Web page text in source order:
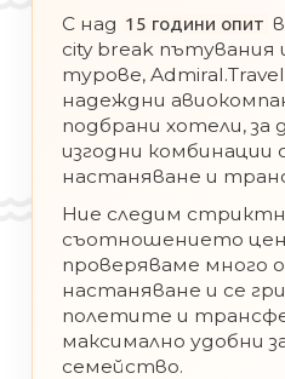
С над 15 години опит
city break пътувания
турове,
надеждни
подбрани хотели, за
изгодни
настаняване и
Ние следим
съотношението
проверяваме много
настаняване и се
полетите и
максимално удобни
семейство.